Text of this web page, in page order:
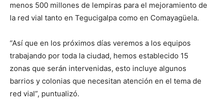
menos 500 millones de lempiras para el mejoramiento de
la red vial tanto en Tegucigalpa como en Comayagüela.
“Así que en los próximos días veremos a los equipos
trabajando por toda la ciudad, hemos establecido 15
zonas que serán intervenidas, esto incluye algunos
barrios y colonias que necesitan atención en el tema de
red vial”, puntualizó.